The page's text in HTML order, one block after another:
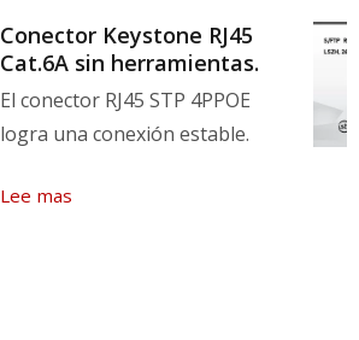
Conector Keystone RJ45
Cat.6A sin herramientas.
El conector RJ45 STP 4PPOE
logra una conexión estable.
Lee mas